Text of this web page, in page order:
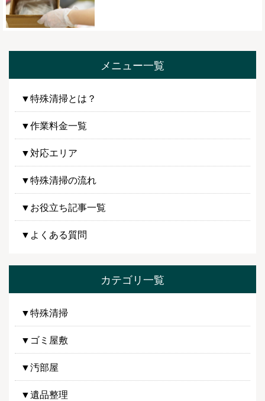
メニュー一覧
▼特殊清掃とは？
▼作業料金一覧
▼対応エリア
▼特殊清掃の流れ
▼お役立ち記事一覧
▼よくある質問
カテゴリ一覧
▼特殊清掃
▼ゴミ屋敷
▼汚部屋
▼遺品整理